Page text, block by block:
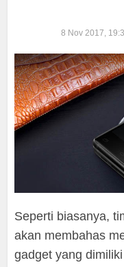
8 Nov 2017,
Seperti biasanya,
akan membahas
gadget yang